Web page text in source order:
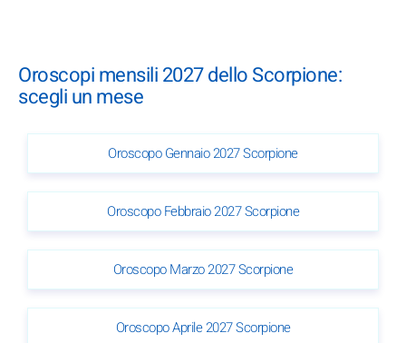
Oroscopi mensili 2027 dello Scorpione:
scegli un mese
Oroscopo Gennaio 2027 Scorpione
Oroscopo Febbraio 2027 Scorpione
Oroscopo Marzo 2027 Scorpione
Oroscopo Aprile 2027 Scorpione